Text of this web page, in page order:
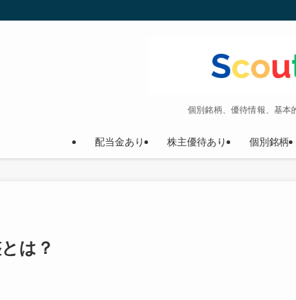
個別銘柄、優待情報、基本
配当金あり 株主優待あり 個別銘柄
は？